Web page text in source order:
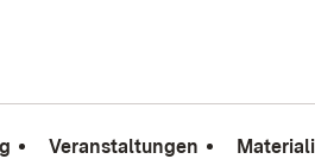
Veranstaltungen